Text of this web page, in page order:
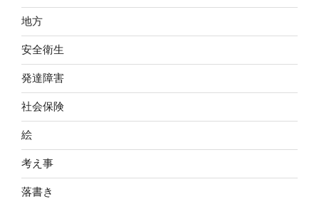
地方
安全衛生
発達障害
社会保険
絵
考え事
落書き